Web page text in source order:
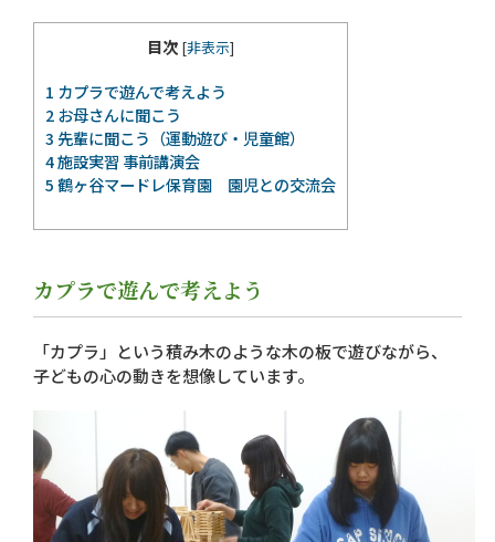
目次 [非表示]
1 カプラで遊んで考えよう
2お母さんに聞こう
3 先輩に聞こう（運動遊び・児童館）
4施設実習 事前講演会
5鶴ヶ谷マードレ保育園 園児との交流会
カプラで遊んで考えよう
「カプラ」という積み木のような木の板で遊びながら、
子どもの心の動きを想像しています。